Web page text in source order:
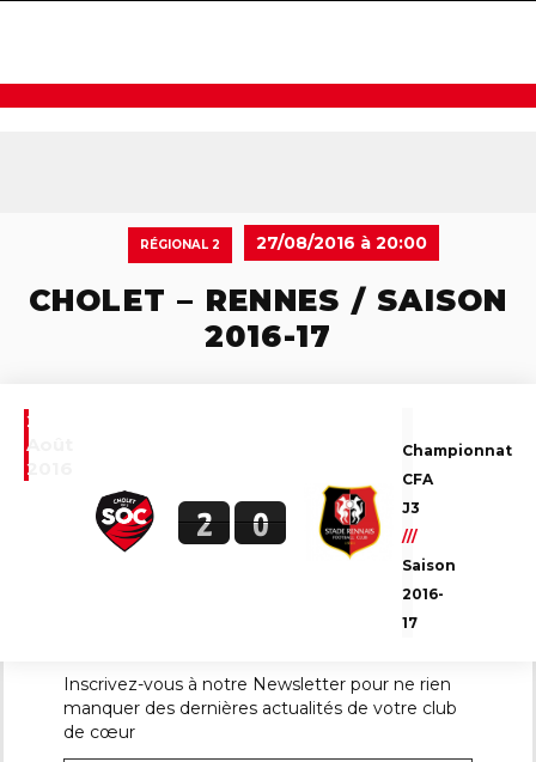
RÉGIONAL 2 27/08/2016 à 20:00
CHOLET – RENNES / SAISON
2016-17
27
Août
2016
2 0
Championnat
CFA
J3
///
Saison
2016-
17
Inscrivez-vous à notre Newsletter pour ne rien
manquer des dernières actualités de votre club
de cœur